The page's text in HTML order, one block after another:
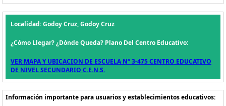
Localidad: Godoy Cruz, Godoy Cruz
¿Cómo Llegar? ¿Dónde Queda? Plano Del Centro Educativo:
VER MAPA Y UBICACION DE ESCUELA Nº 3-475 CENTRO EDUCATIVO
DE NIVEL SECUNDARIO C.E.N.S.
Información importante para usuarios y establecimientos educativos: